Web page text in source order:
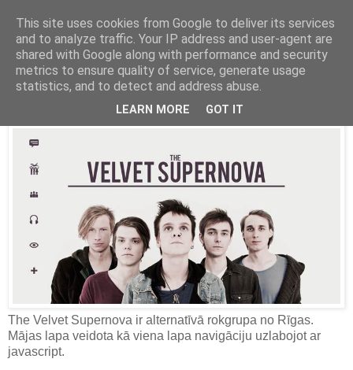
Latvijas labākās mājas lapas
2012. gada 21. aprīlis
Velvet Supernova
The Velvet Supernova ir alternatīvā rokgrupa no Rīgas.
Mājas lapa veidota kā viena lapa navigāciju uzlabojot ar
javascript.
This site uses cookies from Google to deliver its services
and to analyze traffic. Your IP address and user-agent are
shared with Google along with performance and security
metrics to ensure quality of service, generate usage
statistics, and to detect and address abuse.
LEARN MORE GOT IT